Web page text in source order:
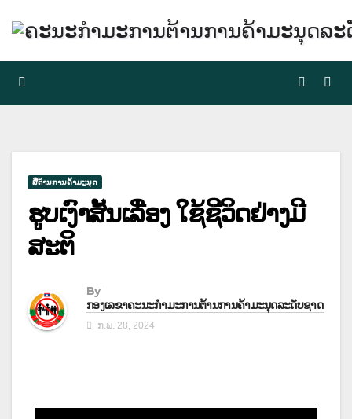
content
ສື່ຕ້ານການຄ້າມະນຸດ
ຮູບເງົາສັ້ນເລື່ອງ ໃຊ້ຊີວິດຢ່າງມີ
ສະຕິ
By
ກອງເລຂາຄະນະກຳມະການຕ້ານການຄ້າມະນຸດລະດັບຊາດ
ກ.ພ. 28, 2024